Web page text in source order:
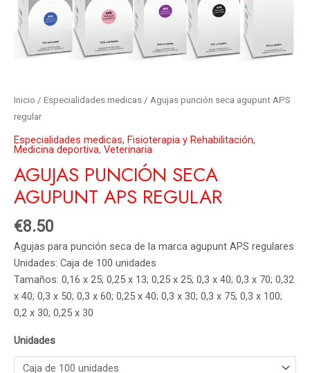
Inicio / Especialidades medicas / Agujas punción seca agupunt APS
regular
Especialidades medicas, Fisioterapia y Rehabilitación,
Medicina deportiva, Veterinaria
AGUJAS PUNCIÓN SECA
AGUPUNT APS REGULAR
€8.50
Agujas para punción seca de la marca agupunt APS regulares
Unidades: Caja de 100 unidades
Tamaños: 0,16 x 25; 0,25 x 13; 0,25 x 25; 0,3 x 40; 0,3 x 70; 0,32
x 40; 0,3 x 50; 0,3 x 60; 0,25 x 40; 0,3 x 30; 0,3 x 75; 0,3 x 100;
0,2 x 30; 0,25 x 30
Unidades